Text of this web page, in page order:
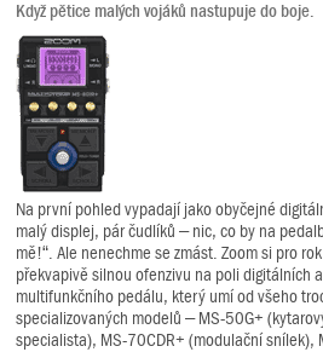
Když pětice malých vojáků nastupuje do boje.
Na první pohled vypadají jako obyčejné
malý displej, pár čudlíků – nic, co by na
mě!“. Ale nenechme se zmást. Zoom si pro
překvapivě silnou ofenzivu na poli digitálních
multifunkčního pedálu, který umí od všeho
specializovaných modelů – MS-50G+
specialista), MS-70CDR+ (modulační snílek),